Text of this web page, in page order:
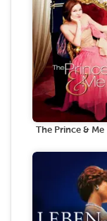
The Prince & Me